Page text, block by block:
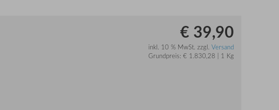
€ 39,90
inkl. 10 % MwSt. zzgl. Versand
Grundpreis: € 1.830,28 | 1 Kg